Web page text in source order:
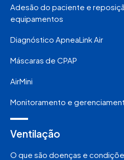
Adesão do paciente e
equipamentos
Diagnóstico ApneaLink Air
Máscaras de CPAP
AirMini
Monitoramento e
Ventilação
O que são doenças e